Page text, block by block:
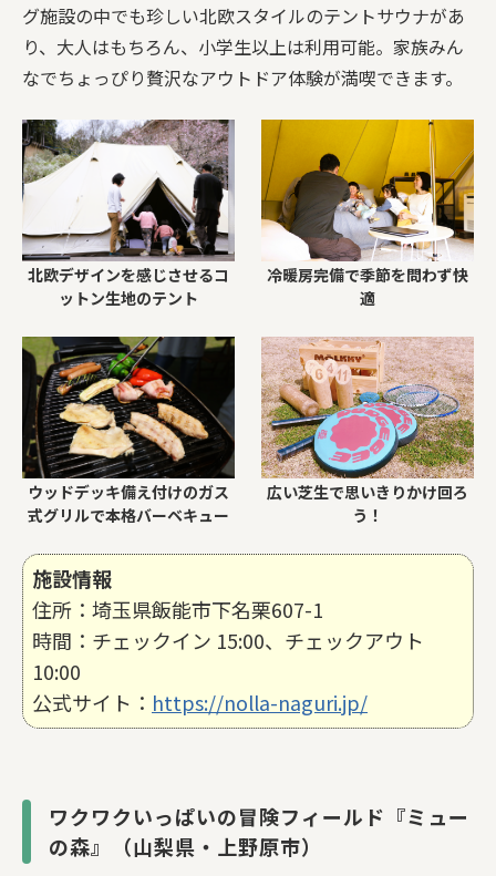
グ施設の中でも珍しい北欧スタイルのテントサウナがあ
り、大人はもちろん、小学生以上は利用可能。家族みん
なでちょっぴり贅沢なアウトドア体験が満喫できます。
北欧デザインを感じさせるコ
ットン生地のテント
冷暖房完備で季節を問わず快
適
ウッドデッキ備え付けのガス
式グリルで本格バーベキュー
広い芝生で思いきりかけ回ろ
う！
施設情報
住所：埼玉県飯能市下名栗607-1
時間：チェックイン 15:00、チェックアウト
10:00
公式サイト： https://nolla-naguri.jp/
ワクワクいっぱいの冒険フィールド『ミュー
の森』（山梨県・上野原市）